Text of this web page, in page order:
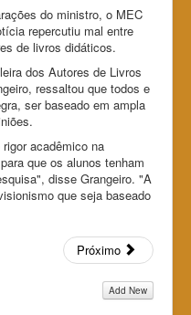
do ministro, o MEC
repercutiu mal entre
de livros didáticos.
dos Autores de Livros
ressaltou que todos e
ser baseado em ampla
acadêmico na
que os alunos tenham
disse Grangeiro. "A
que seja baseado
Próximo
Add New